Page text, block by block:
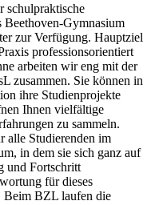
schulpraktische
Gymnasium
zur Verfügung. Hauptziel
professionsorientiert
arbeiten wir eng mit der
zusammen. Sie können in
ihre Studienprojekte
Ihnen vielfältige
zu sammeln.
alle Studierenden im
in dem sie sich ganz auf
und Fortschritt
für dieses
Beim BZL laufen die